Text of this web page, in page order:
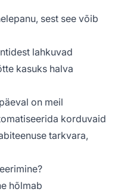
sest see võib
lahkuvad
kasuks halva
on meil
korduvaid
tarkvara,
hõlmab